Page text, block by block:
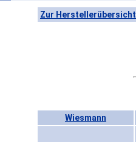
Zur Herstellerübersicht
Wiesmann